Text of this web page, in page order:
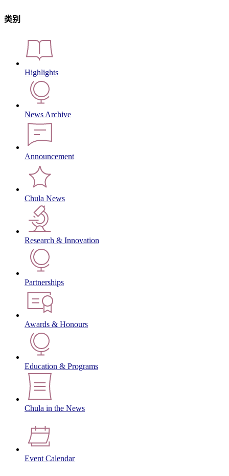
类别
Highlights
News Archive
Announcement
Chula News
Research & Innovation
Partnerships
Awards & Honours
Education & Programs
Chula in the News
Event Calendar